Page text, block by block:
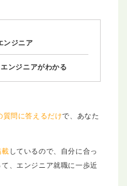
ンジニア
ンジニアがわかる
質問に答えるだけで、あなた
しているので、自分に合っ
、エンジニア就職に一歩近